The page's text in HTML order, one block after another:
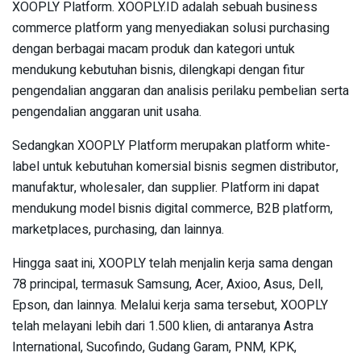
XOOPLY Platform. XOOPLY.ID adalah sebuah business
commerce platform yang menyediakan solusi purchasing
dengan berbagai macam produk dan kategori untuk
mendukung kebutuhan bisnis, dilengkapi dengan fitur
pengendalian anggaran dan analisis perilaku pembelian serta
pengendalian anggaran unit usaha.
Sedangkan XOOPLY Platform merupakan platform white-
label untuk kebutuhan komersial bisnis segmen distributor,
manufaktur, wholesaler, dan supplier. Platform ini dapat
mendukung model bisnis digital commerce, B2B platform,
marketplaces, purchasing, dan lainnya.
Hingga saat ini, XOOPLY telah menjalin kerja sama dengan
78 principal, termasuk Samsung, Acer, Axioo, Asus, Dell,
Epson, dan lainnya. Melalui kerja sama tersebut, XOOPLY
telah melayani lebih dari 1.500 klien, di antaranya Astra
International, Sucofindo, Gudang Garam, PNM, KPK,